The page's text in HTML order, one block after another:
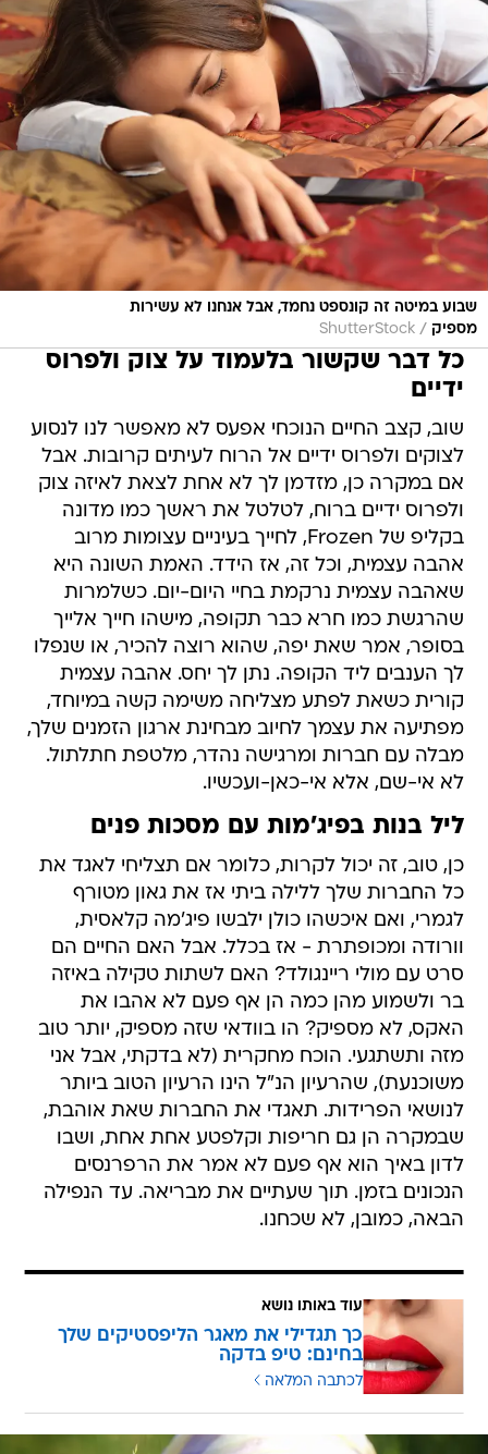
שבוע במיטה זה קונספט נחמד, אבל אנחנו לא עשירות
מספיק /
ShutterStock
כל דבר שקשור בלעמוד על צוק ולפרוס
ידיים
שוב, קצב החיים הנוכחי אפעס לא מאפשר לנו לנסוע
לצוקים ולפרוס ידיים אל הרוח לעיתים קרובות. אבל
אם במקרה כן, מזדמן לך לא אחת לצאת לאיזה צוק
ולפרוס ידיים ברוח, לטלטל את ראשך כמו מדונה
בקליפ של Frozen, לחייך בעיניים עצומות מרוב
אהבה עצמית, וכל זה, אז הידד. האמת השונה היא
שאהבה עצמית נרקמת בחיי היום-יום. כשלמרות
שהרגשת כמו חרא כבר תקופה, מישהו חייך אלייך
בסופר, אמר שאת יפה, שהוא רוצה להכיר, או שנפלו
לך הענבים ליד הקופה. נתן לך יחס. אהבה עצמית
קורית כשאת לפתע מצליחה משימה קשה במיוחד,
מפתיעה את עצמך לחיוב מבחינת ארגון הזמנים שלך,
מבלה עם חברות ומרגישה נהדר, מלטפת חתלתול.
לא אי-שם, אלא אי-כאן-ועכשיו.
ליל בנות בפיג'מות עם מסכות פנים
כן, טוב, זה יכול לקרות, כלומר אם תצליחי לאגד את
כל החברות שלך ללילה ביתי אז את גאון מטורף
לגמרי, ואם איכשהו כולן ילבשו פיג'מה קלאסית,
וורודה ומכופתרת - אז בכלל. אבל האם החיים הם
סרט עם מולי ריינגולד? האם לשתות טקילה באיזה
בר ולשמוע מהן כמה הן אף פעם לא אהבו את
האקס, לא מספיק? הו בוודאי שזה מספיק, יותר טוב
מזה ותשתגעי. הוכח מחקרית (לא בדקתי, אבל אני
משוכנעת), שהרעיון הנ"ל הינו הרעיון הטוב ביותר
לנושאי הפרידות. תאגדי את החברות שאת אוהבת,
שבמקרה הן גם חריפות וקלפטע אחת אחת, ושבו
לדון באיך הוא אף פעם לא אמר את הרפרנסים
הנכונים בזמן. תוך שעתיים את מבריאה. עד הנפילה
הבאה, כמובן, לא שכחנו.
עוד באותו נושא
כך תגדילי את מאגר הליפסטיקים שלך
בחינם: טיפ בדקה
לכתבה המלאה